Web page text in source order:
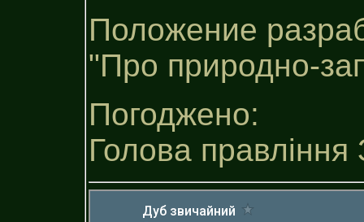
Положение
"Про природно-
Погоджено:
Голова